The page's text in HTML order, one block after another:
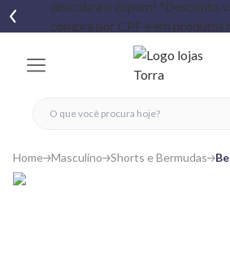
fechar menu
fechar menu
favoritos
Home Masculino Shorts e Bermudas